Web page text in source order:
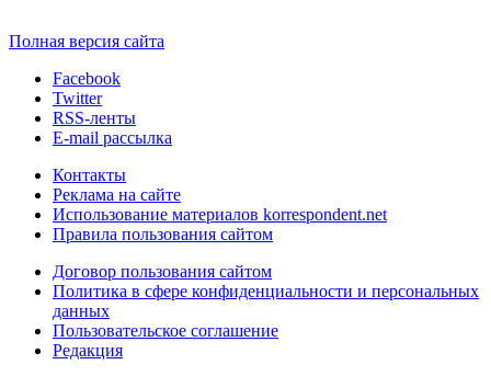
Полная версия сайта
Facebook
Twitter
RSS-ленты
E-mail рассылка
Контакты
Реклама на сайте
Использование материалов korrespondent.net
Правила пользования сайтом
Договор пользования сайтом
Политика в сфере конфиденциальности и персональных
данных
Пользовательское соглашение
Редакция